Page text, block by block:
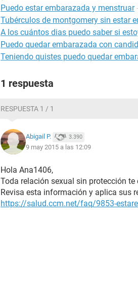
Puedo estar embarazada y menstruar -
Tubérculos de montgomery sin estar
A los cuántos dias puedo saber si
Puedo quedar embarazada con
Teniendo quistes puedo quedar
1 respuesta
RESPUESTA 1 / 1
Abigail P. 3.390
9 may 2015 a las 12:09
Hola Ana1406,
Toda relación sexual sin protección
Revisa esta información y aplica sus
https://salud.ccm.net/faq/9853-